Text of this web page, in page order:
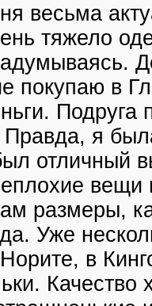
весьма
тяжело
покупаю в
Правда, я
отличный
вещи
размеры,
Уже
в